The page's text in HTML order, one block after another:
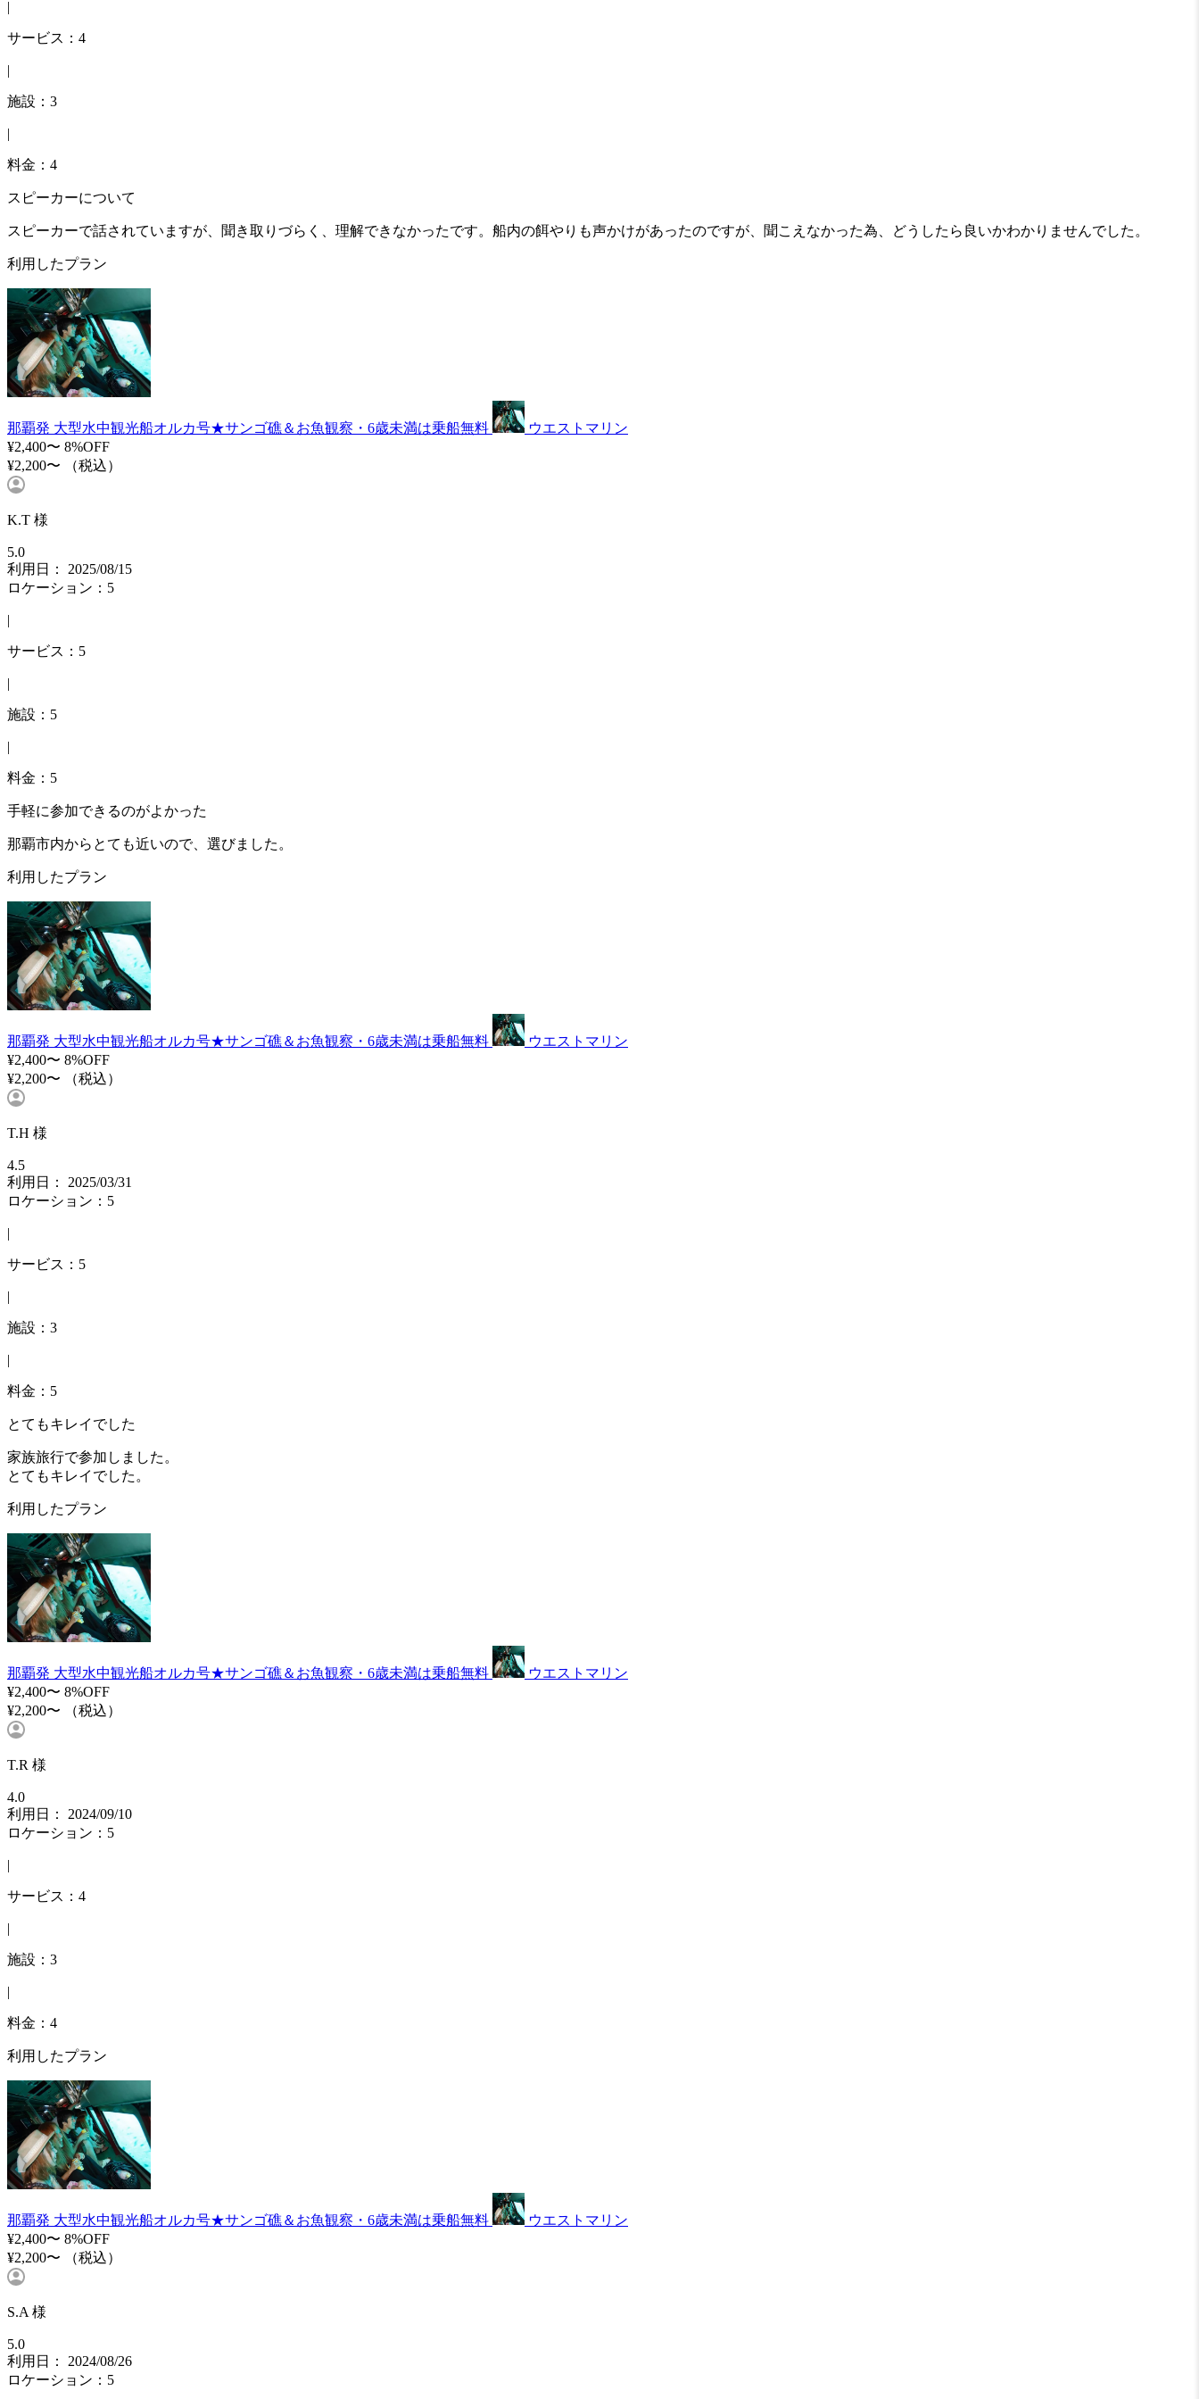
|
サービス：4
|
施設：3
|
料金：4
スピーカーについて
スピーカーで話されていますが、聞き取りづらく、理解できなかったです。船内の餌やりも声かけがあったのですが、聞こえなかった為、どうしたら良いかわかりませんでした。
利用したプラン
那覇発 大型水中観光船オルカ号★サンゴ礁＆お魚観察・6歳未満は乗船無料
ウエストマリン
¥2,400〜 8%OFF
¥2,200〜
（税込）
K.T 様
5.0
利用日： 2025/08/15
ロケーション：5
|
サービス：5
|
施設：5
|
料金：5
手軽に参加できるのがよかった
那覇市内からとても近いので、選びました。
利用したプラン
那覇発 大型水中観光船オルカ号★サンゴ礁＆お魚観察・6歳未満は乗船無料
ウエストマリン
¥2,400〜 8%OFF
¥2,200〜
（税込）
T.H 様
4.5
利用日： 2025/03/31
ロケーション：5
|
サービス：5
|
施設：3
|
料金：5
とてもキレイでした
家族旅行で参加しました。
とてもキレイでした。
利用したプラン
那覇発 大型水中観光船オルカ号★サンゴ礁＆お魚観察・6歳未満は乗船無料
ウエストマリン
¥2,400〜 8%OFF
¥2,200〜
（税込）
T.R 様
4.0
利用日： 2024/09/10
ロケーション：5
|
サービス：4
|
施設：3
|
料金：4
利用したプラン
那覇発 大型水中観光船オルカ号★サンゴ礁＆お魚観察・6歳未満は乗船無料
ウエストマリン
¥2,400〜 8%OFF
¥2,200〜
（税込）
S.A 様
5.0
利用日： 2024/08/26
ロケーション：5